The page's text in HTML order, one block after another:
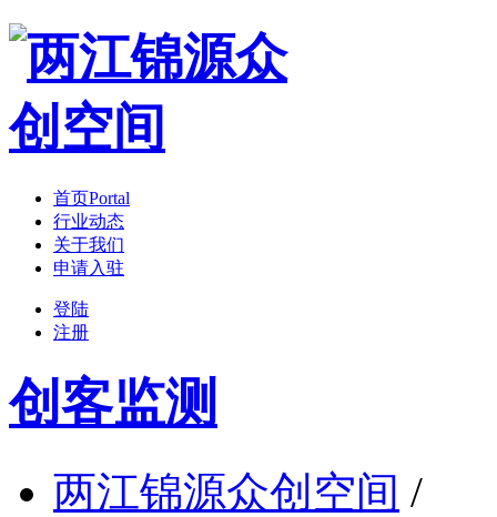
首页Portal
行业动态
关于我们
申请入驻
登陆
注册
创客监测
两江锦源众创空间 /